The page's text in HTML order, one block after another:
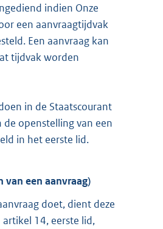
indien Onze
een aanvraagtijdvak
Een aanvraag kan
tijdvak worden
in de Staatscourant
de openstelling van een
in het eerste lid.
een aanvraag)
doet, dient deze
14, eerste lid,